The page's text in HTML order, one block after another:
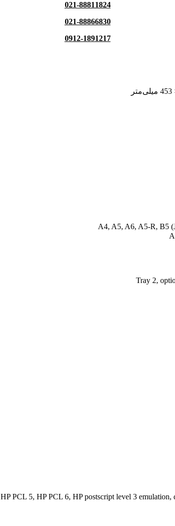
021-88811824
021-88866830
0912-1891217
HP PCL 5, HP PCL 6, HP postscript level 3